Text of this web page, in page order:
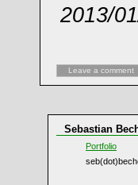
2013/
Leave a comment
Sebastian
Portfolio